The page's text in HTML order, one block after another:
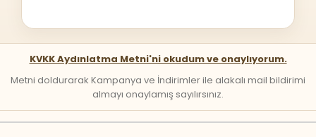
KVKK Aydınlatma Metni'ni okudum ve onaylıyorum.
Metni doldurarak Kampanya ve İndirimler ile alakalı mail bildirimi
almayı onaylamış sayılırsınız.